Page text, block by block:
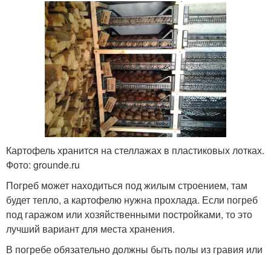
Картофель хранится на стеллажах в пластиковых лотках.
Фото: grounde.ru
Погреб может находиться под жилым строением, там
будет тепло, а картофелю нужна прохлада. Если погреб
под гаражом или хозяйственными постройками, то это
лучший вариант для места хранения.
В погребе обязательно должны быть полы из гравия или